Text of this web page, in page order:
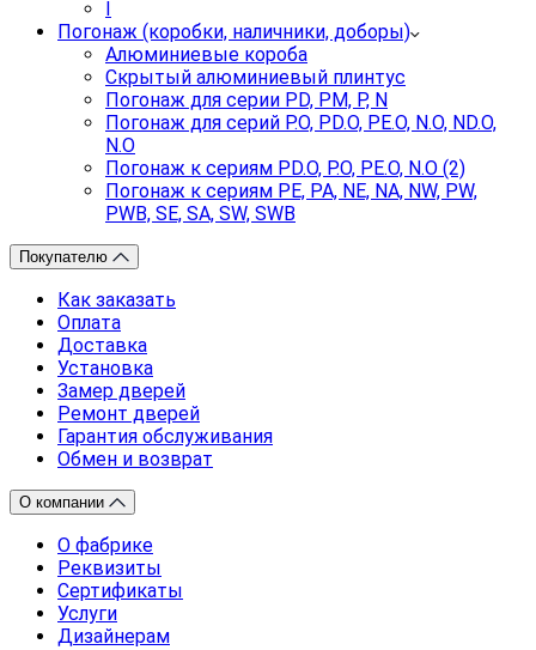
Погонаж (коробки, наличники, доборы)
Алюминиевые короба
Скрытый алюминиевый плинтус
Погонаж для серии PD, PM, P, N
Погонаж для серий P.O, PD.O, PE.O, N.O, ND.O,
N.O
Погонаж к сериям PD.O, P.O, PE.O, N.O (2)
Погонаж к сериям PE, PA, NE, NA, NW, PW,
PWB, SE, SA, SW, SWB
Покупателю
Как заказать
Оплата
Доставка
Установка
Замер дверей
Ремонт дверей
Гарантия обслуживания
Обмен и возврат
О компании
О фабрике
Реквизиты
Сертификаты
Услуги
Дизайнерам